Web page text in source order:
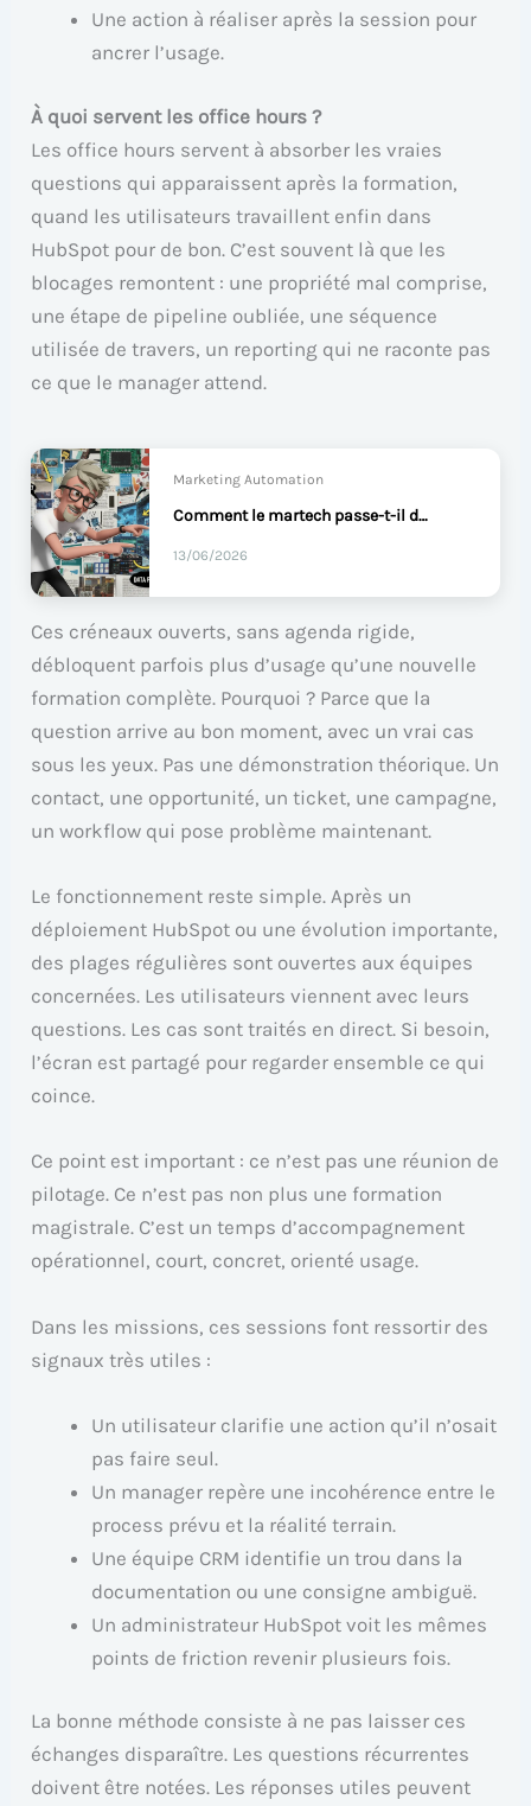
Une action à réaliser après la session pour
ancrer l’usage.
À quoi servent les office hours ?
Les office hours servent à absorber les vraies
questions qui apparaissent après la formation,
quand les utilisateurs travaillent enfin dans
HubSpot pour de bon. C’est souvent là que les
blocages remontent : une propriété mal comprise,
une étape de pipeline oubliée, une séquence
utilisée de travers, un reporting qui ne raconte pas
ce que le manager attend.
Marketing Automation
Comment le martech passe-t-il du modèle projet au service ?
13/06/2026
Ces créneaux ouverts, sans agenda rigide,
débloquent parfois plus d’usage qu’une nouvelle
formation complète. Pourquoi ? Parce que la
question arrive au bon moment, avec un vrai cas
sous les yeux. Pas une démonstration théorique. Un
contact, une opportunité, un ticket, une campagne,
un workflow qui pose problème maintenant.
Le fonctionnement reste simple. Après un
déploiement HubSpot ou une évolution importante,
des plages régulières sont ouvertes aux équipes
concernées. Les utilisateurs viennent avec leurs
questions. Les cas sont traités en direct. Si besoin,
l’écran est partagé pour regarder ensemble ce qui
coince.
Ce point est important : ce n’est pas une réunion de
pilotage. Ce n’est pas non plus une formation
magistrale. C’est un temps d’accompagnement
opérationnel, court, concret, orienté usage.
Dans les missions, ces sessions font ressortir des
signaux très utiles :
Un utilisateur clarifie une action qu’il n’osait
pas faire seul.
Un manager repère une incohérence entre le
process prévu et la réalité terrain.
Une équipe CRM identifie un trou dans la
documentation ou une consigne ambiguë.
Un administrateur HubSpot voit les mêmes
points de friction revenir plusieurs fois.
La bonne méthode consiste à ne pas laisser ces
échanges disparaître. Les questions récurrentes
doivent être notées. Les réponses utiles peuvent